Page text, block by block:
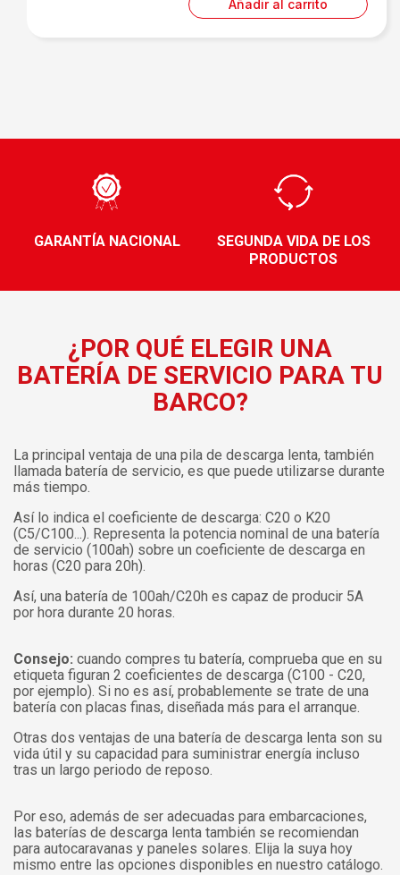
Añadir al carrito
GARANTÍA NACIONAL
SEGUNDA VIDA DE LOS
PRODUCTOS
¿POR QUÉ ELEGIR UNA
BATERÍA DE SERVICIO PARA TU
BARCO?
La principal ventaja de una pila de descarga lenta, también
llamada batería de servicio, es que puede utilizarse durante
más tiempo.
Así lo indica el coeficiente de descarga: C20 o K20
(C5/C100...). Representa la potencia nominal de una batería
de servicio (100ah) sobre un coeficiente de descarga en
horas (C20 para 20h).
Así, una batería de 100ah/C20h es capaz de producir 5A
por hora durante 20 horas.
Consejo: cuando compres tu batería, comprueba que en su
etiqueta figuran 2 coeficientes de descarga (C100 - C20,
por ejemplo). Si no es así, probablemente se trate de una
batería con placas finas, diseñada más para el arranque.
Otras dos ventajas de una batería de descarga lenta son su
vida útil y su capacidad para suministrar energía incluso
tras un largo periodo de reposo.
Por eso, además de ser adecuadas para embarcaciones,
las baterías de descarga lenta también se recomiendan
para autocaravanas y paneles solares. Elija la suya hoy
mismo entre las opciones disponibles en nuestro catálogo.